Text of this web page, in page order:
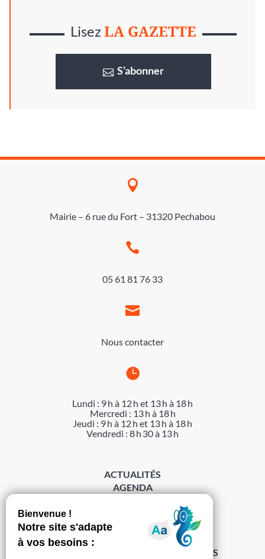
LisezLA GAZETTE
S’abonner

Mairie – 6 rue du Fort – 31320 Pechabou

05 61 81 76 33

Nous contacter

Lundi : 9 h à 12 h et 13 h à 18 h
Mercredi : 13 h à 18 h
Jeudi : 9 h à 12 h et 13 h à 18 h
Vendredi : 8 h 30 à 13 h
ACTUALITÉS
AGENDA
MENTIONS LÉGALES
PROTECTION DES DONNÉES
POLITIQUE DE GESTION DES COOKIES